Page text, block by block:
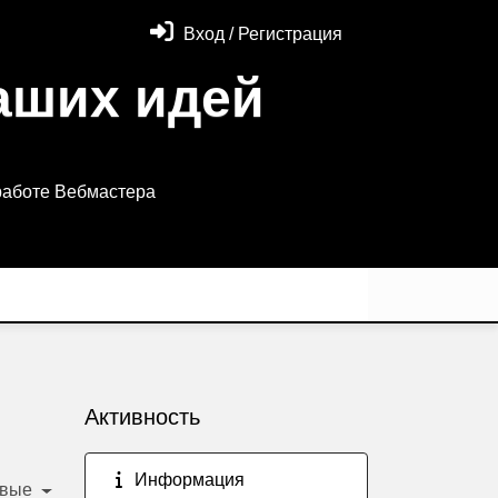
Вход / Регистрация
идей
Вебмастера
Активность
Информация